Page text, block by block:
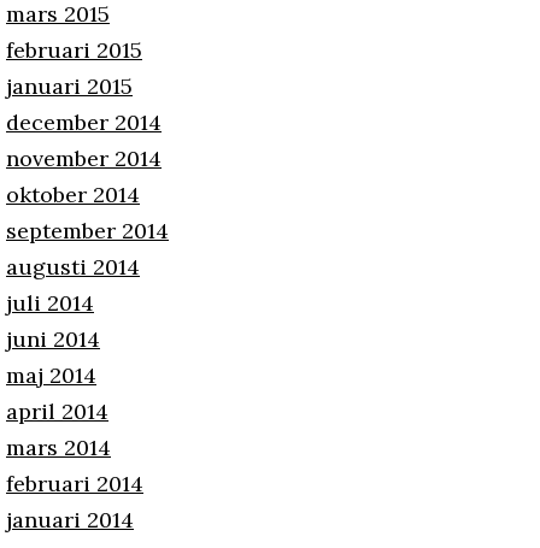
mars 2015
februari 2015
januari 2015
december 2014
november 2014
oktober 2014
september 2014
augusti 2014
juli 2014
juni 2014
maj 2014
april 2014
mars 2014
februari 2014
januari 2014